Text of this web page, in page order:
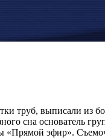
труб, выписали из
сна основатель
эфир».